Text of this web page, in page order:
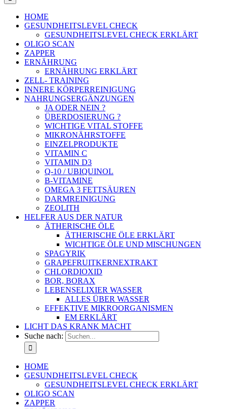
HOME
GESUNDHEITSLEVEL CHECK
GESUNDHEITSLEVEL CHECK ERKLÄRT
OLIGO SCAN
ZAPPER
ERNÄHRUNG
ERNÄHRUNG ERKLÄRT
ZELL- TRAINING
INNERE KÖRPERREINIGUNG
NAHRUNGSERGÄNZUNGEN
JA ODER NEIN ?
ÜBERDOSIERUNG ?
WICHTIGE VITAL STOFFE
MIKRONÄHRSTOFFE
EINZELPRODUKTE
VITAMIN C
VITAMIN D3
Q-10 / UBIQUINOL
B-VITAMINE
OMEGA 3 FETTSÄUREN
DARMREINIGUNG
ZEOLITH
HELFER AUS DER NATUR
ÄTHERISCHE ÖLE
ÄTHERISCHE ÖLE ERKLÄRT
WICHTIGE ÖLE UND MISCHUNGEN
SPAGYRIK
GRAPEFRUITKERNEXTRAKT
CHLORDIOXID
BOR, BORAX
LEBENSELIXIER WASSER
ALLES ÜBER WASSER
EFFEKTIVE MIKROORGANISMEN
EM ERKLÄRT
LICHT DAS KRANK MACHT
Suche nach:
HOME
GESUNDHEITSLEVEL CHECK
GESUNDHEITSLEVEL CHECK ERKLÄRT
OLIGO SCAN
ZAPPER